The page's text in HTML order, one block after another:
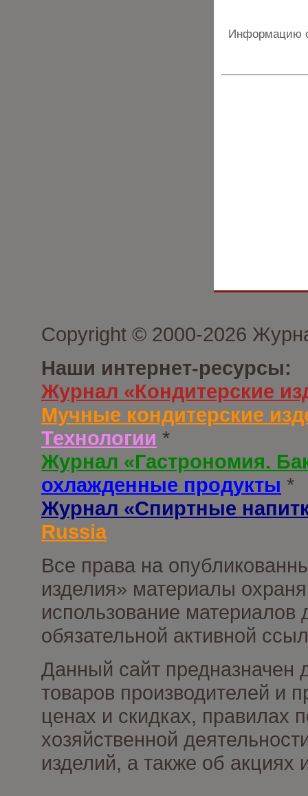
Информацию
Copyright © 2000-2026
Наши интернет-ресурсы:
Журнал «Кондитерские
Мучные кондитерские
Технологии *
Журнал «Гастрономия.
охлажденные продукты *
Журнал «Спиртные
Russia
Все права на
изделия» материалы
использование материалов
обязательной активной
Данный сайт предназначен
товаров производителей и
ценах и скидках, правилах
хозяйственной
изделий, а также об